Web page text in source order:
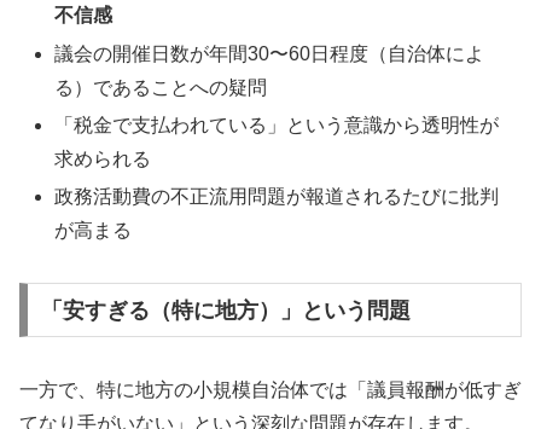
不信感
議会の開催日数が年間30〜60日程度（自治体によ
る）であることへの疑問
「税金で支払われている」という意識から透明性が
求められる
政務活動費の不正流用問題が報道されるたびに批判
が高まる
「安すぎる（特に地方）」という問題
一方で、特に地方の小規模自治体では「議員報酬が低すぎ
てなり手がいない」という深刻な問題が存在します。